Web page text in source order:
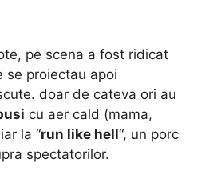
pe scena a fost ridicat
se proiectau apoi
doar de cateva ori au
cu aer cald (mama,
la “run like hell“, un porc
spectatorilor.